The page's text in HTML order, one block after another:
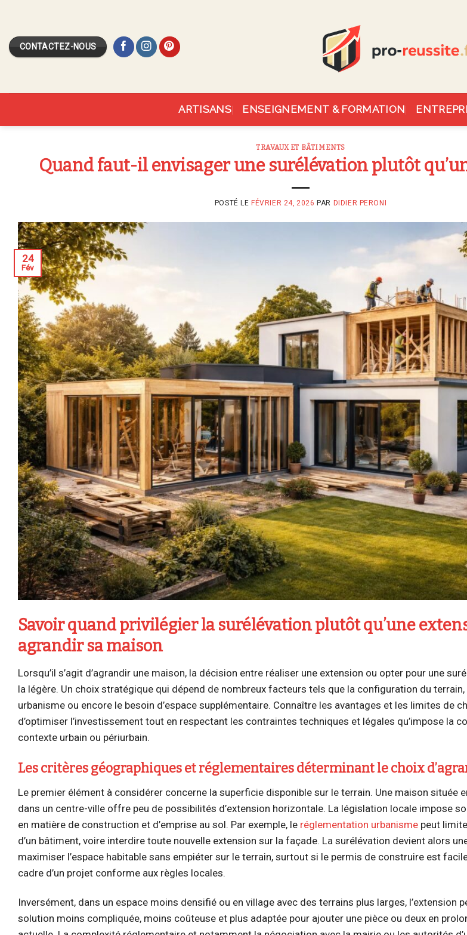
content
CONTACTEZ-NOUS
ARTISANS ENSEIGNEMENT & FORMATION
TRAVAUX ET BÂTIMENTS
Quand faut-il envisager une surélévation plutôt
POSTÉ LEFÉVRIER 24, 2026 PAR DIDIER PERONI
24
Fév
Savoir quand privilégier la surélévation plutôt qu’une
agrandir sa maison
Lorsqu’il s’agit d’agrandir une maison, la décision entre réaliser une extension ou opter pour une
la légère. Un choix stratégique qui dépend de nombreux facteurs tels que la configuration du
urbanisme ou encore le besoin d’espace supplémentaire. Connaître les avantages et les limites de
d’optimiser l’investissement tout en respectant les contraintes techniques et légales qu’impose la
contexte urbain ou périurbain.
Les critères géographiques et réglementaires déterminant le choix
Le premier élément à considérer concerne la superficie disponible sur le terrain. Une maison située
dans un centre-ville offre peu de possibilités d’extension horizontale. La législation locale impose
en matière de construction et d’emprise au sol. Par exemple, le réglementation urbanisme peut
d’un bâtiment, voire interdire toute nouvelle extension sur la façade. La surélévation devient alors
maximiser l’espace habitable sans empiéter sur le terrain, surtout si le permis de construire est
cadre d’un projet conforme aux règles locales.
Inversément, dans un espace moins densifié ou en village avec des terrains plus larges, l’extension
solution moins compliquée, moins coûteuse et plus adaptée pour ajouter une pièce ou deux en